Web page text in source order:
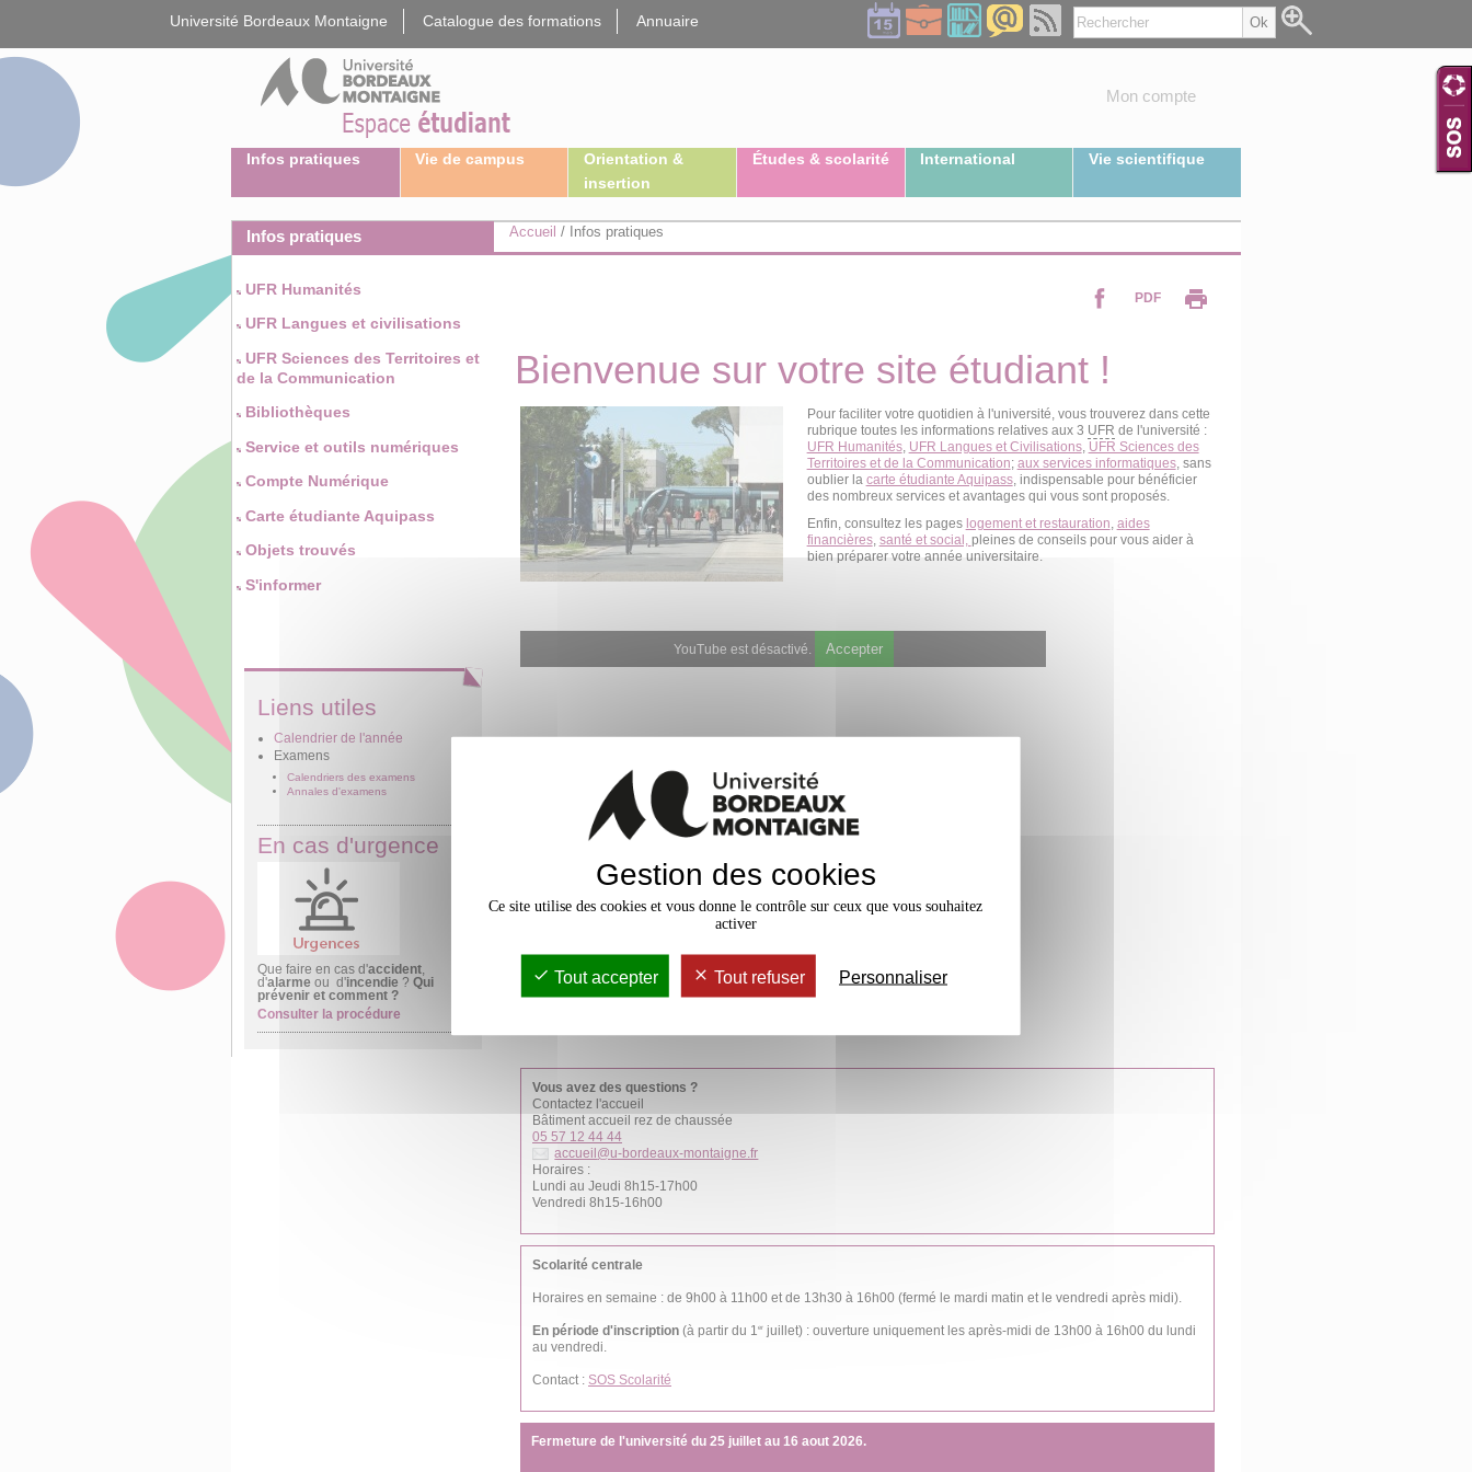
Université Bordeaux Montaigne Catalogue des formations Annuaire
Mon compte
Infos pratiques Vie de campus
Orientation &
insertion
Études & scolarité International Vie scientifique
Infos pratiques
UFR Humanités
UFR Langues et civilisations
UFR Sciences des Territoires et
de la Communication
Bibliothèques
Service et outils numériques
Compte Numérique
Carte étudiante Aquipass
Objets trouvés
S'informer
Liens utiles
Calendrier de l'année
Examens
Calendriers des examens
Annales d'examens
En cas d'urgence
Que faire en cas d'accident,
d'alarme ou d'incendie ?Qui
prévenir et comment ?
Consulter la procédure
Accueil / Infos pratiques
PDF
Bienvenue sur votre site étudiant !
Pour faciliter votre quotidien à l'université, vous trouverez dans cette
rubrique toutes les informations relatives aux 3 UFR de l'université :
UFR Humanités, UFR Langues et Civilisations, UFR Sciences des
Territoires et de la Communication; aux services informatiques, sans
oublier la carte étudiante Aquipass, indispensable pour bénéficier
des nombreux services et avantages qui vous sont proposés.
Enfin, consultez les pages logement et restauration aides
financières, santé et social, pleines de conseils pour vous aider à
bien préparer votre année universitaire.
YouTube est désactivé. Accepter
Vous avez des questions ?
Contactez l'accueil
Bâtiment accueil rez de chaussée
05 57 12 44 44
accueil@u-bordeaux-montaigne.fr
Horaires :
Lundi au Jeudi 8h15-17h00
Vendredi 8h15-16h00
Scolarité centrale
Horaires en semaine : de 9h00 à 11h00 et de 13h30 à 16h00 (fermé le mardi matin et le vendredi après midi).
En période d'inscription (à partir du 1 er juillet) : ouverture uniquement les après-midi de 13h00 à 16h00 du lundi
au vendredi.
Contact : SOS Scolarité
Fermeture de l'université du 25 juillet au 16 aout 2026.
Gestion des cookies
Ce site utilise des cookies et vous donne le contrôle sur ceux que vous souhaitez
activer
Tout accepter Tout refuser Personnaliser